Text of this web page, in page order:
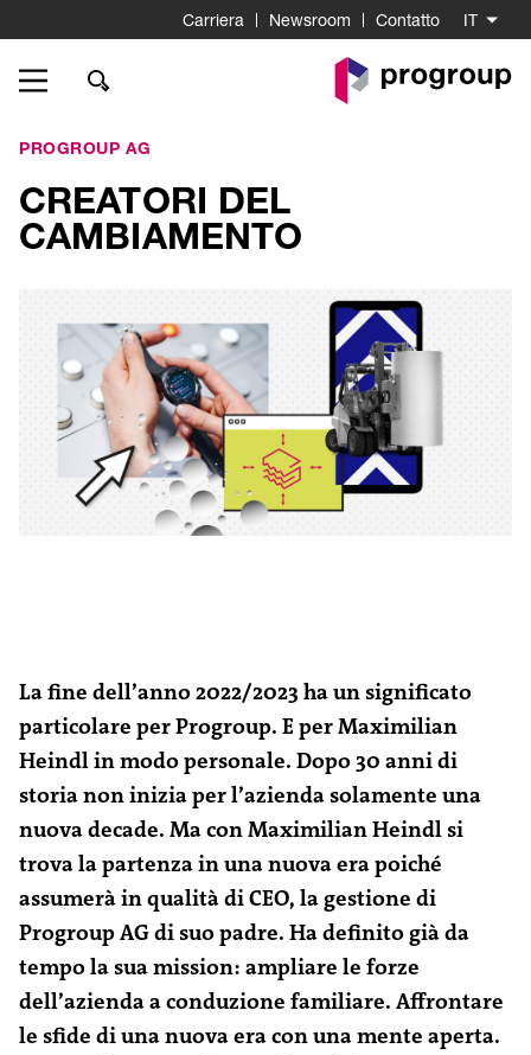
Carriera Newsroom Contatto IT
Go
to
PROGROUP AG
CREATORI DEL
CAMBIAMENTO
La fine dell’anno 2022/2023 ha un significato
particolare per Progroup. E per Maximilian
Heindl in modo personale. Dopo 30 anni di
storia non inizia per l’azienda solamente una
nuova decade. Ma con Maximilian Heindl si
trova la partenza in una nuova era poiché
assumerà in qualità di CEO, la gestione di
Progroup AG di suo padre. Ha definito già da
tempo la sua mission: ampliare le forze
dell’azienda a conduzione familiare. Affrontare
le sfide di una nuova era con una mente aperta.